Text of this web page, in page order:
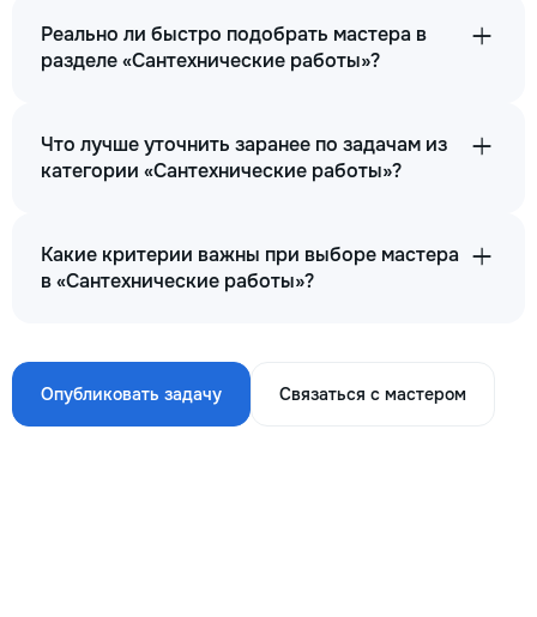
Реально ли быстро подобрать мастера в
разделе «Сантехнические работы»?
Что лучше уточнить заранее по задачам из
категории «Сантехнические работы»?
Какие критерии важны при выборе мастера
в «Сантехнические работы»?
Опубликовать задачу Связаться с мастером